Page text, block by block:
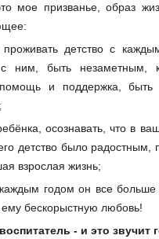
мое призванье, образ
детство с
с ним, быть
и поддержка,
осознавать, что в
детство было радостным,
взрослая жизнь;
годом он все
ему бескорыстную любовь!
- и это звучит